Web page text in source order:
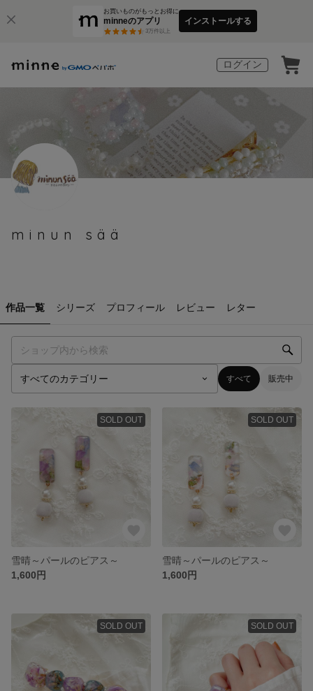
お買いものがもっとお得に
minneのアプリ
3万件以上
インストールする
ログイン
minun sää
作品一覧 シリーズ プロフィール レビュー レター
すべて 販売中
SOLD OUT
雪晴～パールのピアス～
1,600円
SOLD OUT
雪晴～パールのピアス～
1,600円
SOLD OUT SOLD OUT